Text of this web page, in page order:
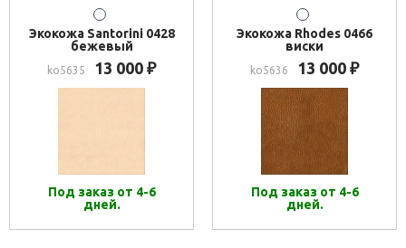
Экокожа Santorini 0428
бежевый
ko5635 13 000 ₽
Под заказ от 4-6
дней.
Экокожа Rhodes 0466
виски
ko5636 13 000 ₽
Под заказ от 4-6
дней.